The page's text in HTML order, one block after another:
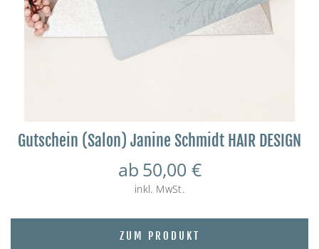
Gutschein (Salon) Janine Schmidt HAIR DESIGN
ab 50,00 €
inkl. MwSt.
ZUM PRODUKT